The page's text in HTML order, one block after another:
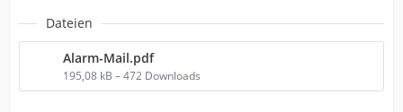
Dateien
Alarm-Mail.pdf
195,08 kB – 472 Downloads